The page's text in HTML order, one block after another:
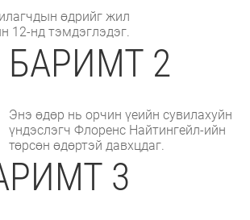
өдрийг жил
12-нд тэмдэглэдэг.
БАРИМТ 2
Энэ өдөр нь орчин үеийн сувилахуйн
үндэслэгч Флоренс Найтингейл-ийн
төрсөн өдөртэй давхцдаг.
3